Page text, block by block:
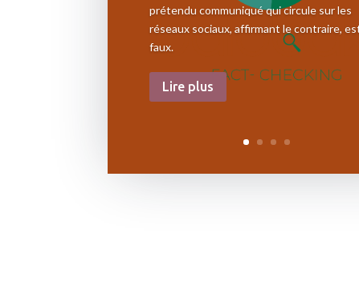
prétendu communiqué qui circule sur les
réseaux sociaux, affirmant le contraire,
faux.
Lire plus